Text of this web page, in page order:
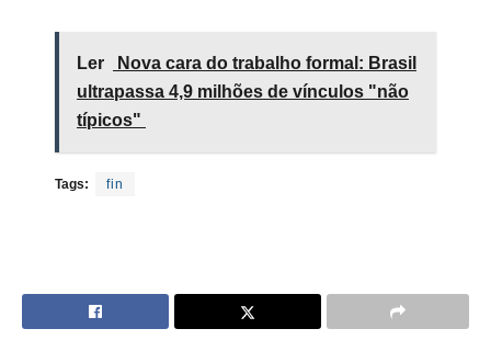
Ler
Nova cara do trabalho formal: Brasil
ultrapassa 4,9 milhões de vínculos "não
típicos"
Tags: fin